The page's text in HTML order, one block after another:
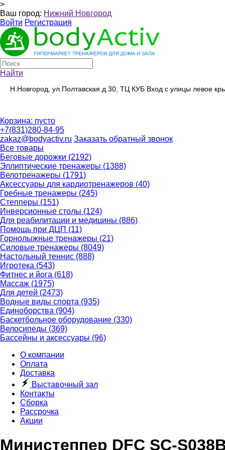
>
Ваш город: Нижний Новгород
Войти Регистрация
Найти
Н.Новгород, ул.Полтавская д.30, ТЦ КУБ Вход с улицы левое
Корзина: пусто
+7(831)280-84-95
zakaz@bodyactiv.ru Заказать обратный звонок
Все товары
Беговые дорожки (2192)
Эллиптические тренажеры (1388)
Велотренажеры (1791)
Аксессуары для кардиотренажеров (40)
Гребные тренажеры (245)
Степперы (151)
Инверсионные столы (124)
Для реабилитации и медицины (886)
Помощь при ДЦП (11)
Горнолыжные тренажеры (21)
Силовые тренажеры (8049)
Настольный теннис (888)
Игротека (543)
Фитнес и йога (618)
Массаж (1975)
Для детей (2473)
Водные виды спорта (935)
Единоборства (904)
Баскетбольное оборудование (330)
Велосипеды (369)
Бассейны и аксессуары (96)
О компании
Оплата
Доставка
Выставочный зал
Контакты
Сборка
Рассрочка
Акции
Министеппер DFC SC-